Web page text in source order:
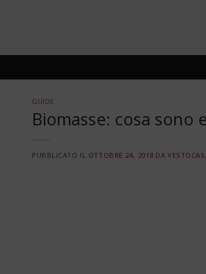
GUIDE
Biomasse: cosa sono
PUBBLICATO IL OTTOBRE 24, 2018 DA